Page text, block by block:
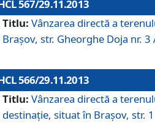
567/29.11.2013
Titlu: Vânzarea directă a
Braşov, str. Gheorghe Doja nr.
566/29.11.2013
Titlu: Vânzarea directă a
destinaţie, situat în Braşov, str.